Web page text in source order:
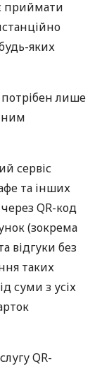
приймати
яких
лише
сервіс
та інших
QR-код
(зокрема
відгуки без
таких
суми з усіх
QR-